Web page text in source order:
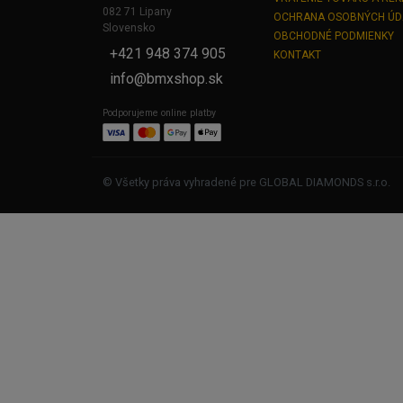
082 71 Lipany
Slovensko
+421 948 374 905
info@bmxshop.sk
Podporujeme online platby
OCHRANA OSOBNÝCH
OBCHODNÉ PODMIENKY
KONTAKT
© Všetky práva vyhradené pre GLOBAL DIAMONDS s.r.o.